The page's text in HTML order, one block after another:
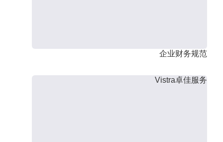
企业财务规范
Vistra卓佳服务